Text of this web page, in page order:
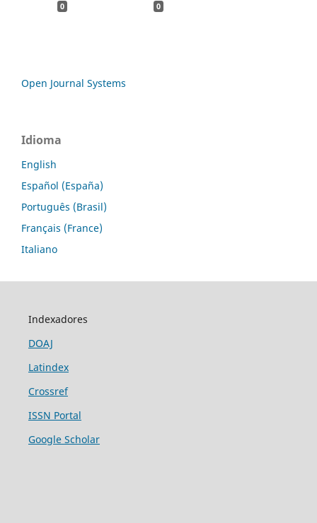
0 0
Open Journal Systems
Idioma
English
Español (España)
Português (Brasil)
Français (France)
Italiano
Indexadores
DOAJ
Latindex
Crossref
ISSN Portal
Google Scholar